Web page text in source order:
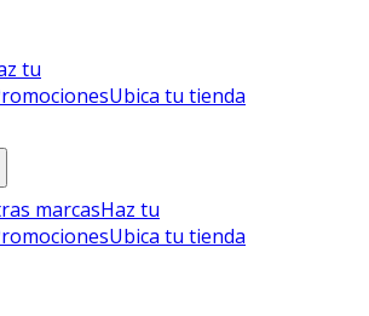
tu
Ubica tu tienda
marcasHaz tu
Ubica tu tienda